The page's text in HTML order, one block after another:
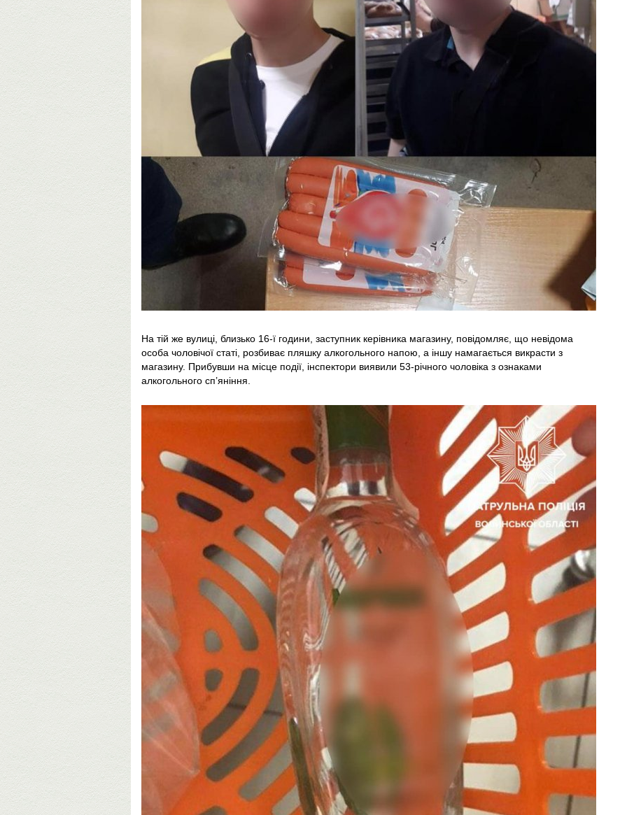
На тій же вулиці, близько 16-ї години, заступник керівника магазину, повідомляє, що невідома
особа чоловічої статі, розбиває пляшку алкогольного напою, а іншу намагається викрасти з
магазину. Прибувши на місце події, інспектори виявили 53-річного чоловіка з ознаками
алкогольного сп’яніння.